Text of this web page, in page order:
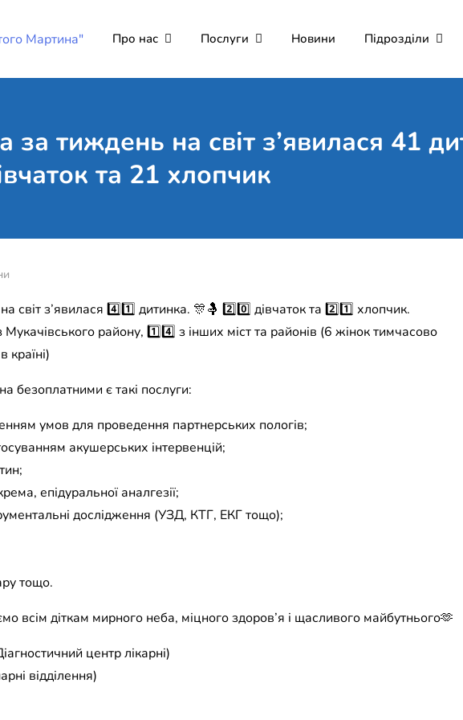
Комунальне некомерційне
"Лікарня Святого Мартина"
Поліклініка Мукачево
Про нас Послуги Новини Підрозділи
за тиждень на світ з’явилася 41
та 21 хлопчик
світ з’явилася 4️⃣1️⃣ дитинка. 🎊🤱 2️⃣0️⃣ дівчаток та 2️⃣1️⃣ хлопчик.
району, 1️⃣4️⃣ з інших міст та районів (6 жінок тимчасово
країні)
безоплатними є такі послуги:
умов для проведення партнерських пологів;
акушерських інтервенцій;
епідуральної аналгезії;
дослідження (УЗД, КТГ, ЕКГ тощо);
тощо.
всім діткам мирного неба, міцного здоров’я і щасливого майбутнього🫶
центр лікарні)
відділення)